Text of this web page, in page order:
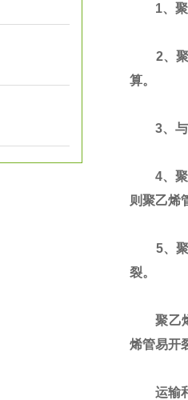
1、聚乙
2、聚乙
算。
3、与管
4、聚乙
则聚乙烯
5、
裂。
聚乙烯
烯管易开
运输和